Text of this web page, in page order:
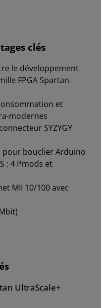
clés
le développement
FPGA Spartan
et
modernes
SYZYGY
pour bouclier Arduino
: 4 Pmods et
MII 10/100 avec
UltraScale+